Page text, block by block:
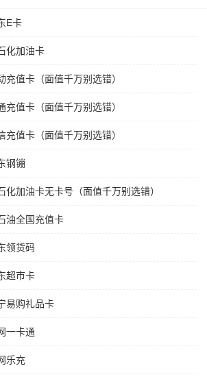
E卡
化加油卡
值卡（面值千万别选错）
值卡（面值千万别选错）
值卡（面值千万别选错）
钢镚
化加油卡无卡号（面值千万别选错）
油全国充值卡
领货码
超市卡
易购礼品卡
一卡通
乐充